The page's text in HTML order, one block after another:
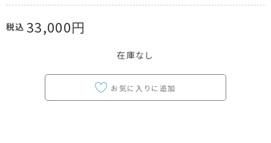
税込 33,000円
在庫なし